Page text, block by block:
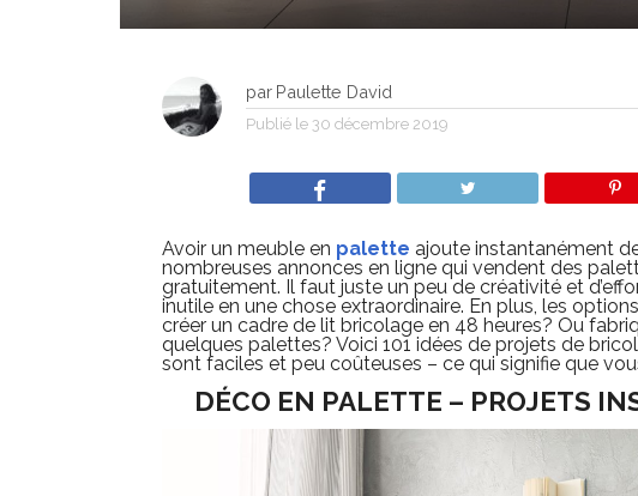
par Paulette David
Publié le 30 décembre 2019
Avoir un meuble en palette ajoute instantanément
nombreuses annonces en ligne qui vendent des
gratuitement. Il faut juste un peu de créativité et
inutile en une chose extraordinaire. En plus, les
créer un cadre de lit bricolage en 48 heures? Ou
quelques palettes? Voici 101 idées de projets de
sont faciles et peu coûteuses – ce qui signifie que
DÉCO EN PALETTE – PROJETS